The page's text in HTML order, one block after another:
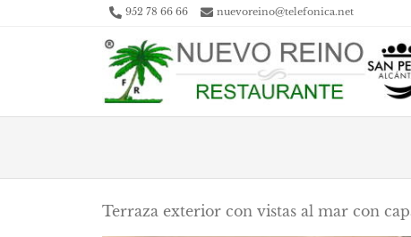
952 78 66 66 nuevoreino@telefonica.net
Terraza exterior con vistas al mar con